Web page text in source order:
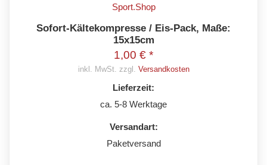
Sofort-Kältekompresse / Eis-Pack, Maße:
15x15cm
1,00 € *
inkl. MwSt. zzgl. Versandkosten
Lieferzeit:
ca. 5-8 Werktage
Versandart:
Paketversand